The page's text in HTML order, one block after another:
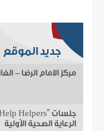
جديد الموقع
مركز الامام الرضا -
الرعاية الصحية الأولية